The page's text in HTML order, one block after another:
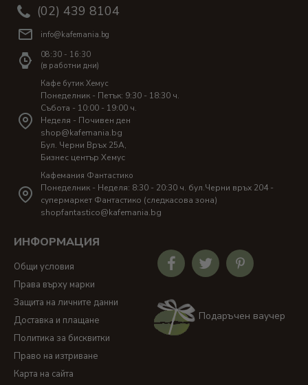
(02) 439 8104
info@kafemania.bg
08:30 - 16:30
(в работни дни)
Кафе бутик Хемус
Понеделник - Петък: 9:30 - 18:30 ч.
Събота - 10:00 - 19:00 ч.
Неделя - Почивен ден
shop@kafemania.bg
Бул. Черни Връх 25A,
Бизнес център Хемус
Кафемания Фантастико
Понеделник - Неделя: 8:30 - 20:30 ч. бул.Черни връх 204 -
супермаркет Фантастико (следкасова зона)
shopfantastico@kafemania.bg
ИНФОРМАЦИЯ
Общи условия
Права върху марки
Защита на личните данни
Доставка и плащане
Политика за бисквитки
Право на изтриване
Карта на сайта
Подаръчен ваучер